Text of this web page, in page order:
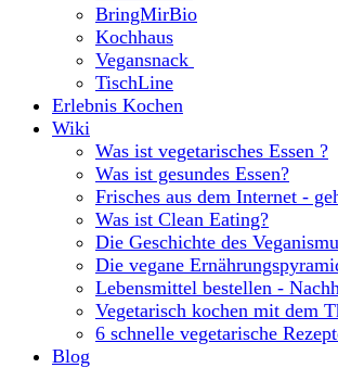
BringMirBio
Kochhaus
Vegansnack
TischLine
Erlebnis Kochen
Wiki
Was ist vegetarisches Essen ?
Was ist gesundes Essen?
Frisches aus dem Internet -
Was ist Clean Eating?
Die Geschichte des
Die vegane
Lebensmittel bestellen -
Vegetarisch kochen mit dem
6 schnelle vegetarische
Blog